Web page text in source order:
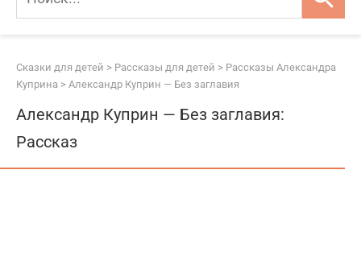
Сказки для детей > Рассказы для детей > Рассказы Александра
Куприна > Александр Куприн — Без заглавия
Александр Куприн — Без заглавия:
Рассказ